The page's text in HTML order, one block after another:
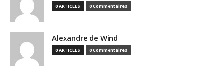
0 ARTICLES 0 Commentaires
Alexandre de Wind
0 ARTICLES 0 Commentaires